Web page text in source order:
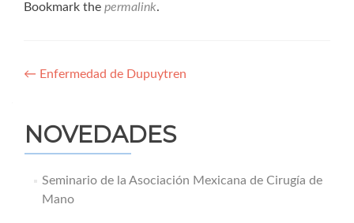
Bookmark the permalink.
Navegación
entradas
← Enfermedad de Dupuytren
NOVEDADES
Seminario de la Asociación Mexicana de Cirugía de
Mano